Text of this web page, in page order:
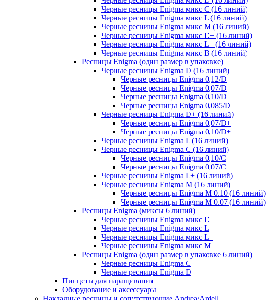
Черные ресницы Enigma микс C (16 линий)
Черные ресницы Enigma микс L (16 линий)
Черные ресницы Enigma микс M (16 линий)
Черные ресницы Enigma микс D+ (16 линий)
Черные ресницы Enigma микс L+ (16 линий)
Черные ресницы Enigma микс В (16 линий)
Ресницы Enigma (один размер в упаковке)
Черные ресницы Enigma D (16 линий)
Черные ресницы Enigma 0,12/D
Черные ресницы Enigma 0,07/D
Черные ресницы Enigma 0,10/D
Черные ресницы Enigma 0,085/D
Черные ресницы Enigma D+ (16 линий)
Черные ресницы Enigma 0,07/D+
Черные ресницы Enigma 0,10/D+
Черные ресницы Enigma L (16 линий)
Черные ресницы Enigma C (16 линий)
Черные ресницы Enigma 0,10/C
Черные ресницы Enigma 0,07/С
Черные ресницы Enigma L+ (16 линий)
Черные ресницы Enigma M (16 линий)
Черные ресницы Enigma M 0.10 (16 линий)
Черные ресницы Enigma M 0.07 (16 линий)
Ресницы Enigma (миксы 6 линий)
Черные ресницы Enigma микс D
Черные ресницы Enigma микс L
Черные ресницы Enigma микс L+
Черные ресницы Enigma микс M
Ресницы Enigma (один размер в упаковке 6 линий)
Черные ресницы Enigma C
Черные ресницы Enigma D
Пинцеты для наращивания
Оборудование и аксессуары